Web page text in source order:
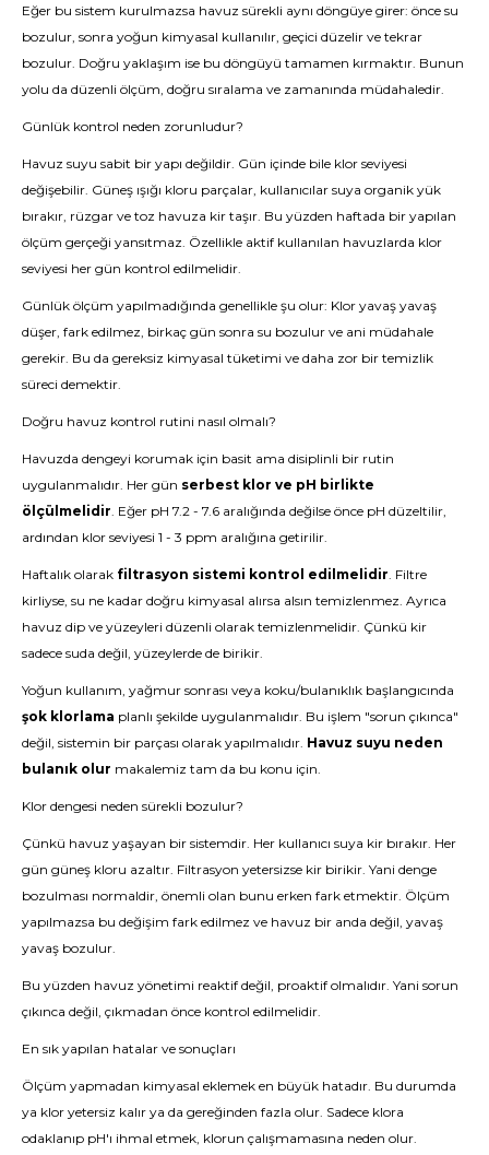
Eğer bu sistem kurulmazsa havuz sürekli aynı döngüye girer: önce su
bozulur, sonra yoğun kimyasal kullanılır, geçici düzelir ve tekrar
bozulur. Doğru yaklaşım ise bu döngüyü tamamen kırmaktır. Bunun
yolu da düzenli ölçüm, doğru sıralama ve zamanında müdahaledir.
Günlük kontrol neden zorunludur?
Havuz suyu sabit bir yapı değildir. Gün içinde bile klor seviyesi
değişebilir. Güneş ışığı kloru parçalar, kullanıcılar suya organik yük
bırakır, rüzgar ve toz havuza kir taşır. Bu yüzden haftada bir yapılan
ölçüm gerçeği yansıtmaz. Özellikle aktif kullanılan havuzlarda klor
seviyesi her gün kontrol edilmelidir.
Günlük ölçüm yapılmadığında genellikle şu olur: Klor yavaş yavaş
düşer, fark edilmez, birkaç gün sonra su bozulur ve ani müdahale
gerekir. Bu da gereksiz kimyasal tüketimi ve daha zor bir temizlik
süreci demektir.
Doğru havuz kontrol rutini nasıl olmalı?
Havuzda dengeyi korumak için basit ama disiplinli bir rutin
uygulanmalıdır. Her gün serbest klor ve pH birlikte
ölçülmelidir. Eğer pH 7.2 - 7.6 aralığında değilse önce pH düzeltilir,
ardından klor seviyesi 1 - 3 ppm aralığına getirilir.
Haftalık olarak filtrasyon sistemi kontrol edilmelidir. Filtre
kirliyse, su ne kadar doğru kimyasal alırsa alsın temizlenmez. Ayrıca
havuz dip ve yüzeyleri düzenli olarak temizlenmelidir. Çünkü kir
sadece suda değil, yüzeylerde de birikir.
Yoğun kullanım, yağmur sonrası veya koku/bulanıklık başlangıcında
şok klorlama planlı şekilde uygulanmalıdır. Bu işlem "sorun çıkınca"
değil, sistemin bir parçası olarak yapılmalıdır. Havuz suyu neden
bulanık olur makalemiz tam da bu konu için.
Klor dengesi neden sürekli bozulur?
Çünkü havuz yaşayan bir sistemdir. Her kullanıcı suya kir bırakır. Her
gün güneş kloru azaltır. Filtrasyon yetersizse kir birikir. Yani denge
bozulması normaldir, önemli olan bunu erken fark etmektir. Ölçüm
yapılmazsa bu değişim fark edilmez ve havuz bir anda değil, yavaş
yavaş bozulur.
Bu yüzden havuz yönetimi reaktif değil, proaktif olmalıdır. Yani sorun
çıkınca değil, çıkmadan önce kontrol edilmelidir.
En sık yapılan hatalar ve sonuçları
Ölçüm yapmadan kimyasal eklemek en büyük hatadır. Bu durumda
ya klor yetersiz kalır ya da gereğinden fazla olur. Sadece klora
odaklanıp pH'ı ihmal etmek, klorun çalışmamasına neden olur.